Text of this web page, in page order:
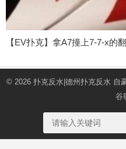
【EV扑克】拿A7撞上7-7-x的
© 2026 扑克反水|德州扑克反水 自
谷